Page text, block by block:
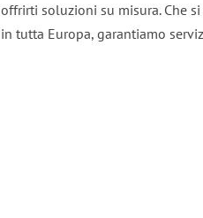
offrirti soluzioni su misura. Che
in tutta Europa, garantiamo